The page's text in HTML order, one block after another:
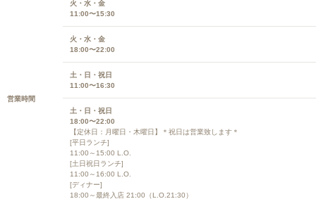
営業時間
火・水・金
11:00〜15:30
火・水・金
18:00〜22:00
土・日・祝日
11:00〜16:30
土・日・祝日
18:00〜22:00
【定休日：月曜日・木曜日】＊祝日は営業致します＊
[平日ランチ]
11:00～15:00 L.O.
[土日祝日ランチ]
11:00～16:00 L.O.
[ディナー]
18:00～最終入店 21:00（L.O.21:30）